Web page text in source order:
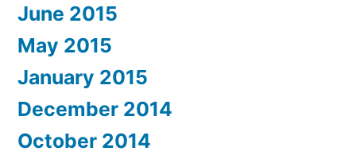
June 2015
May 2015
January 2015
December 2014
October 2014